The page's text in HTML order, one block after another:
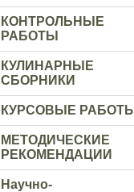
КОНТРОЛЬНЫЕ
РАБОТЫ
КУЛИНАРНЫЕ
СБОРНИКИ
КУРСОВЫЕ РАБОТЫ
МЕТОДИЧЕСКИЕ
РЕКОМЕНДАЦИИ
Научно-